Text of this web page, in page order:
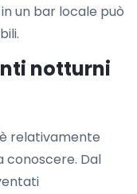
un bar locale può
notturni
relativamente
conoscere. Dal